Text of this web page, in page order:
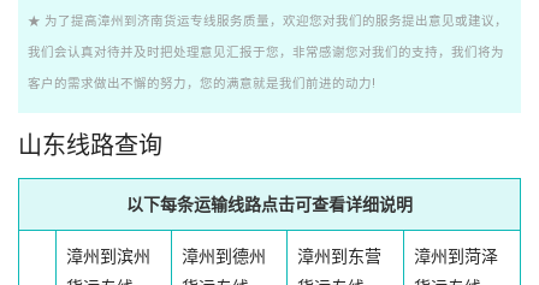
★ 为了提高漳州到济南货运专线服务质量，欢迎您对我们的服务提出意见或建议，
我们会认真对待并及时把处理意见汇报于您，非常感谢您对我们的支持，我们将为
客户的需求做出不懈的努力，您的满意就是我们前进的动力!
山东线路查询
以下每条运输线路点击可查看详细说明
漳州到滨州
漳州到德州
漳州到东营
漳州到菏泽